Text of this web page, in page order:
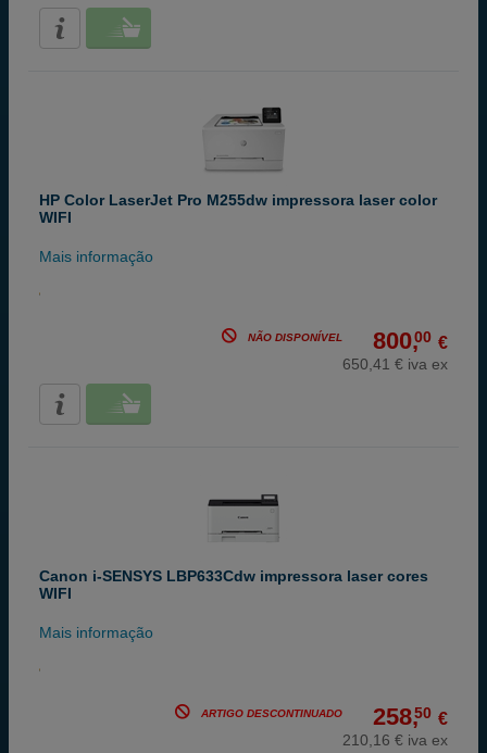
HP Color LaserJet Pro M255dw impressora laser color
WIFI
Mais informação
800,00 €
650,41 € iva ex
NÃO DISPONÍVEL
Canon i-SENSYS LBP633Cdw impressora laser cores
WIFI
Mais informação
258,50 €
210,16 € iva ex
ARTIGO DESCONTINUADO